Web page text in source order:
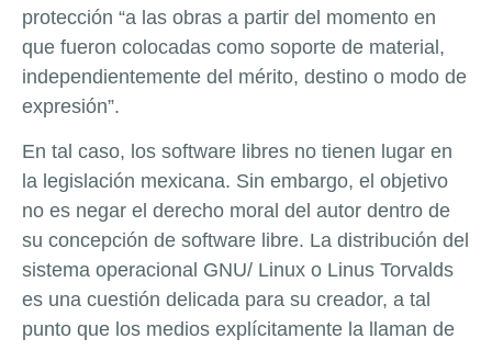
protección “a las obras a partir del momento en
que fueron colocadas como soporte de material,
independientemente del mérito, destino o modo de
expresión”.
En tal caso, los software libres no tienen lugar en
la legislación mexicana. Sin embargo, el objetivo
no es negar el derecho moral del autor dentro de
su concepción de software libre. La distribución del
sistema operacional GNU/ Linux o Linus Torvalds
es una cuestión delicada para su creador, a tal
punto que los medios explícitamente la llaman de